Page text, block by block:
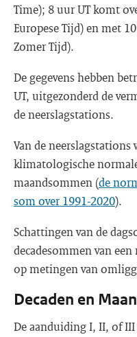
Time); 8 uur UT komt
Europese Tijd) en met
Zomer Tijd).
De gegevens hebben
UT, uitgezonderd de
de neerslagstations.
Van de neerslagstations
klimatologische
maandsommen (de
som over 1991-2020).
Schattingen van de
decadesommen van
op metingen van
Decaden en
De aanduiding I, II, of